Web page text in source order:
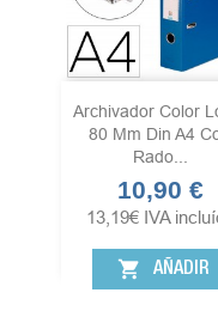
Archivador Color
80 Mm Din A4
Rado...
Precio
10,90 €
13,19€ IVA
shopping_cart AÑADIR